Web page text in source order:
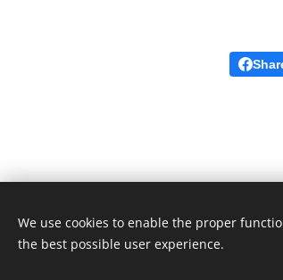
© 2021 Food Lover Mum. Alla
Skapad medWebnode Cookies
We use cookies to enable the proper
the best possible user experience.